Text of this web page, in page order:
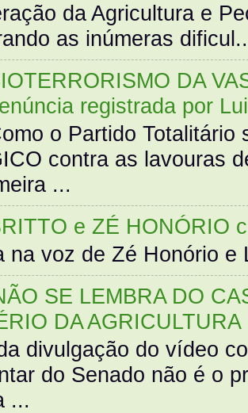
da Agricultura e
as inúmeras
DA
registrada por
o Partido Totalitário
contra as lavouras
...
e ZÉ HONÓRIO
na voz de Zé Honório
SE LEMBRA DO
DA AGRICULTURA
divulgação do vídeo
do Senado não é o
...